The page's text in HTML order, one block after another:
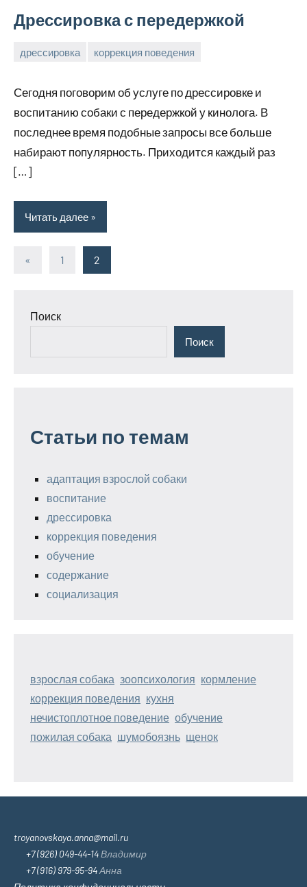
Дрессировка с передержкой
дрессировка коррекция поведения
2025
Владимир
Сегодня поговорим об услуге по дрессировке и
воспитанию собаки с передержкой у кинолога. В
последнее время подобные запросы все больше
набирают популярность. Приходится каждый раз
[…]
Читать далее
Пагинация
« Предыдущие
1 2
Поиск
Поиск
Статьи по темам
адаптация взрослой собаки
воспитание
дрессировка
коррекция поведения
обучение
содержание
социализация
взрослая собака зоопсихология кормление
коррекция поведения кухня
нечистоплотное поведение обучение
пожилая собака шумобоязнь щенок
troyanovskaya.anna@mail.ru
+7 (926) 049-44-14Владимир
+7 (916) 979-95-94Анна